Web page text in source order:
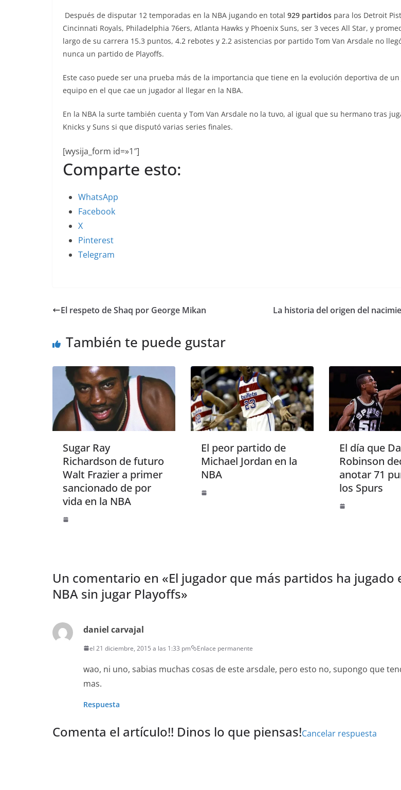
Después de disputar 12 temporadas en la NBA jugando en total 929 partidos para los Detroit
Cincinnati Royals, Philadelphia 76ers, Atlanta Hawks y Phoenix Suns, ser 3 veces All Star, y
largo de su carrera 15.3 puntos, 4.2 rebotes y 2.2 asistencias por partido Tom Van Arsdale no
nunca un partido de Playoffs.
Este caso puede ser una prueba más de la importancia que tiene en la evolución deportiva de
equipo en el que cae un jugador al llegar en la NBA.
En la NBA la surte también cuenta y Tom Van Arsdale no la tuvo, al igual que su hermano tras
Knicks y Suns si que disputó varias series finales.
[wysija_form id=»1″]
Comparte esto:
WhatsApp
Facebook
X
Pinterest
Telegram
El respeto de Shaq por George Mikan La historia del origen del
También te puede gustar
Sugar Ray
Richardson de futuro
Walt Frazier a primer
sancionado de por
vida en la NBA
El peor partido de
Michael Jordan en la
NBA
El día que
Robinson
anotar 71
los Spurs
Un comentario en «El jugador que más partidos ha jugado
NBA sin jugar Playoffs»
daniel carvajal
el 21 diciembre, 2015 a las 1:33 pm Enlace permanente
wao, ni uno, sabias muchas cosas de este arsdale, pero esto no, supongo que
mas.
Respuesta
Comenta el artículo!! Dinos lo que piensas!Cancelar respuesta